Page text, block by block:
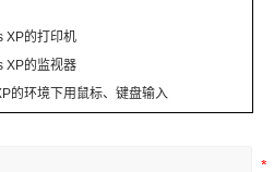
XP的打印机
XP的监视器
的环境下用鼠标、键盘输入